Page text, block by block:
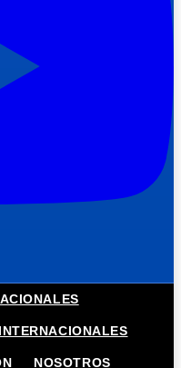
INTERNACIONALES
NOSOTROS